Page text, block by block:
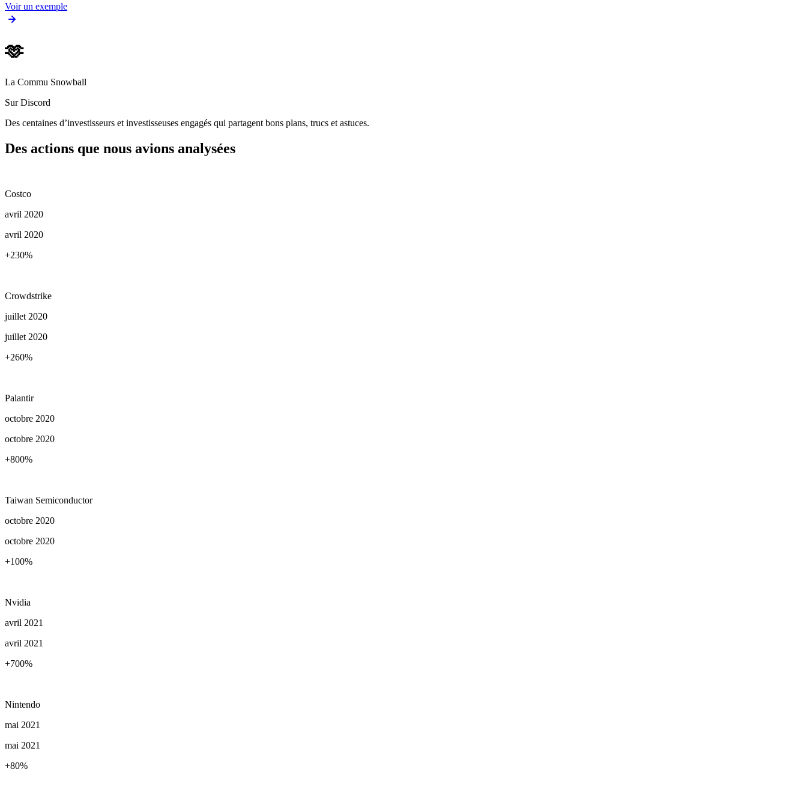
Voir un exemple
🫶
La Commu Snowball
Sur Discord
Des centaines d’investisseurs et investisseuses engagés qui partagent bons plans, trucs et astuces.
Des actions que nous avions analysées
Costco
avril 2020
avril 2020
+230%
Crowdstrike
juillet 2020
juillet 2020
+260%
Palantir
octobre 2020
octobre 2020
+800%
Taiwan Semiconductor
octobre 2020
octobre 2020
+100%
Nvidia
avril 2021
avril 2021
+700%
Nintendo
mai 2021
mai 2021
+80%